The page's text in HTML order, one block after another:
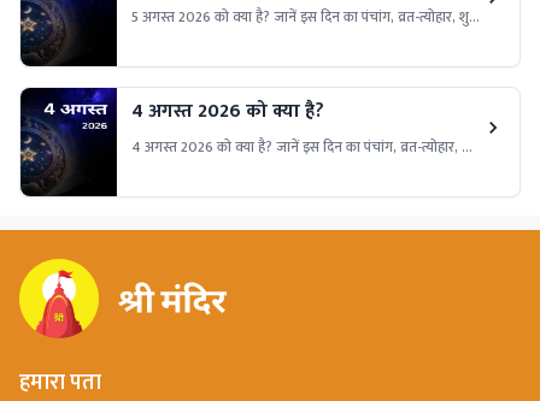
5 अगस्त 2026 को क्या है? जानें इस दिन का पंचांग, व्रत-त्योहार, शुभ
महत्व से जुड़ी हर जरूरी जानकारी विस्तार से पढ़ें।
4 अगस्त 2026 को क्या है?
4 अगस्त 2026 को क्या है? जानें इस दिन का पंचांग, व्रत-त्योहार, शुभ
महत्व से जुड़ी हर जरूरी जानकारी विस्तार से पढ़ें।
हमारा पता